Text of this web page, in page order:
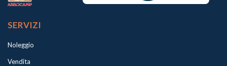
SERVIZI
Noleggio
Vendita